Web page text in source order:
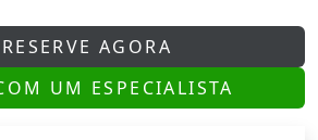
RESERVE AGORA
UM ESPECIALISTA